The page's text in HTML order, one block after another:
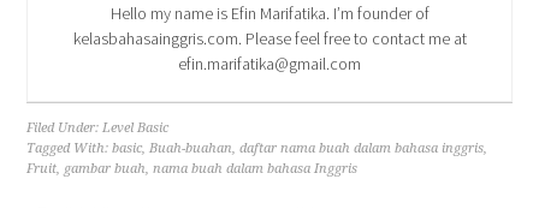
Hello my name is Efin Marifatika. I’m founder of
kelasbahasainggris.com. Please feel free to contact me at
efin.marifatika@gmail.com
Filed Under:Level Basic
Tagged With:basic,Buah-buahan,daftar nama buah dalam bahasa inggris,
Fruit, gambar buah,nama buah dalam bahasa Inggris